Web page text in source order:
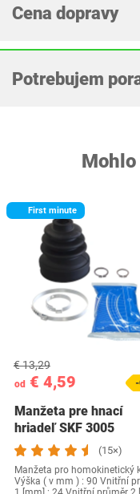
Cena dopravy
Potrebujem
First minute
od € 4,59
€ 13,29
Manžeta pre hnací
hriadeľ SKF 3005
(15×)
Manžeta pro homokinetický
Výška ( v mm ) : 90 Vnitřní